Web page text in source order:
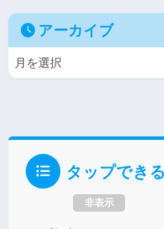
アーカイブ
タップでき
非表示